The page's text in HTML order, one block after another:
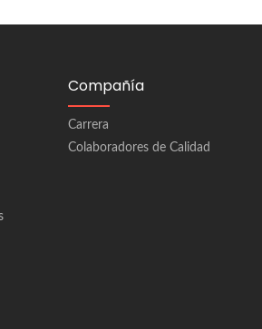
Compañía
Carrera
Colaboradores de Calidad